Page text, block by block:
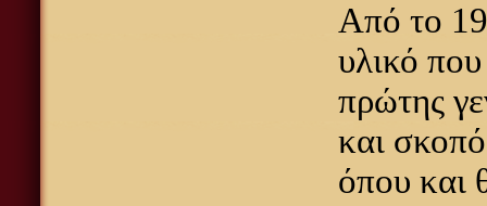
Από το
υλικό
πρώτης
και
όπου και